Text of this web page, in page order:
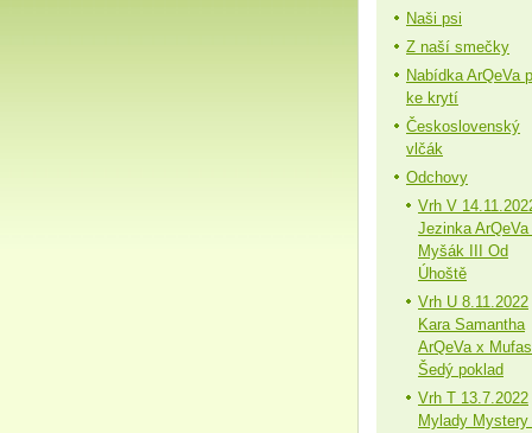
Naši psi
Z naší smečky
Nabídka ArQeVa
ke krytí
Československý
vlčák
Odchovy
Vrh V
Jezinka ArQeVa
Myšák III Od
Úhoště
Vrh U 8.11.2022
Kara Samantha
ArQeVa x
Šedý poklad
Vrh T 13.7.2022
Mylady Mystery